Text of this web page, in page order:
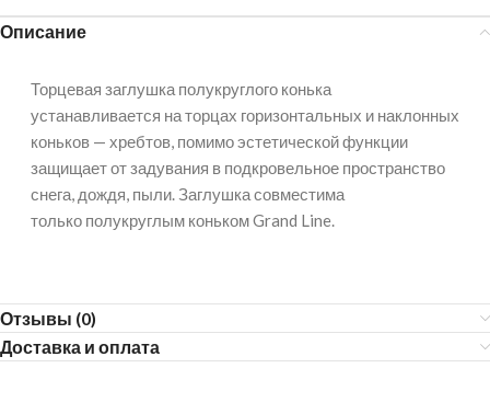
Описание
Торцевая заглушка полукруглого конька
устанавливается на торцах горизонтальных и наклонных
коньков — хребтов, помимо эстетической функции
защищает от задувания в подкровельное пространство
снега, дождя, пыли. Заглушка совместима
только полукруглым коньком Grand Line.
Отзывы (0)
Доставка и оплата